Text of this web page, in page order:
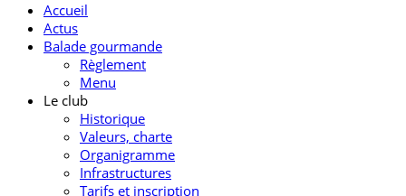
Accueil
Actus
Balade gourmande
Règlement
Menu
Le club
Historique
Valeurs, charte
Organigramme
Infrastructures
Tarifs et inscription